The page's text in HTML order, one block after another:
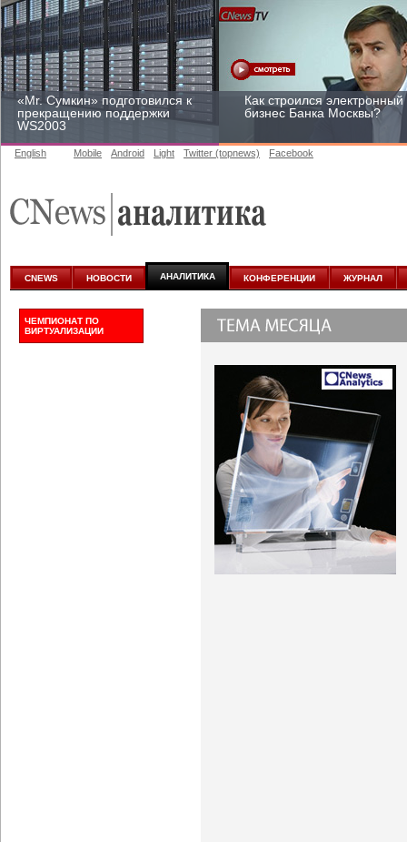
«Mr. Сумкин» подготовился к
прекращению поддержки
WS2003
Как строился электронный
бизнес Банка Москвы?
к аналитике
участвовать
English Mobile Android Light Twitter (topnews) Facebook
CNEWS НОВОСТИ АНАЛИТИКА КОНФЕРЕНЦИИ ЖУРНАЛ
ЧЕМПИОНАТ ПО
ВИРТУАЛИЗАЦИИ